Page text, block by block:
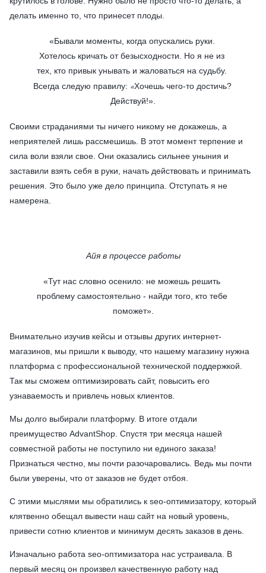
делать именно то, что принесет плоды.
«Бывали моменты, когда опускались руки.
Хотелось кричать от безысходности. Но я не из
тех, кто привык унывать и жаловаться на судьбу.
Всегда следую правилу: «Хочешь чего-то достичь?
Действуй!».
Своими страданиями ты ничего никому не докажешь, а
неприятелей лишь рассмешишь. В этот момент терпение и
сила воли взяли свое. Они оказались сильнее уныния и
заставили взять себя в руки, начать действовать и принимать
решения. Это было уже дело принципа. Отступать я не
намерена.
Айя в процессе работы
«Тут нас словно осенило: не можешь решить
проблему самостоятельно - найди того, кто тебе
поможет».
Внимательно изучив кейсы и отзывы других интернет-
магазинов, мы пришли к выводу, что нашему магазину нужна
платформа с профессиональной технической поддержкой.
Так мы сможем оптимизировать сайт, повысить его
узнаваемость и привлечь новых клиентов.
Мы долго выбирали платформу. В итоге отдали
преимущество AdvantShop. Спустя три месяца нашей
совместной работы не поступило ни единого заказа!
Признаться честно, мы почти разочаровались. Ведь мы почти
были уверены, что от заказов не будет отбоя.
С этими мыслями мы обратились к seo-оптимизатору, который
клятвенно обещал вывести наш сайт на новый уровень,
привести сотню клиентов и минимум десять заказов в день.
Изначально работа seo-оптимизатора нас устраивала. В
первый месяц он произвел качественную работу над